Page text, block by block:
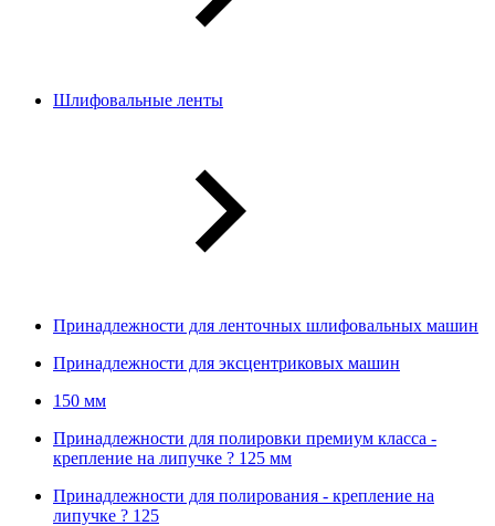
Шлифовальные ленты
Принадлежности для ленточных шлифовальных машин
Принадлежности для эксцентриковых машин
150 мм
Принадлежности для полировки премиум класса -
крепление на липучке ? 125 мм
Принадлежности для полирования - крепление на
липучке ? 125